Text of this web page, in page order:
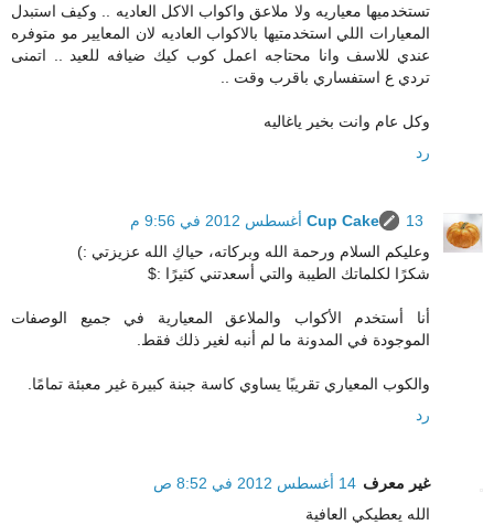
تستخدميها معياريه ولا ملاعق واكواب الاكل العاديه .. وكيف استبدل
المعيارات اللي استخدمتيها بالاكواب العاديه لان المعايير مو متوفره
عندي للاسف وانا محتاجه اعمل كوب كيك ضيافه للعيد .. اتمنى
تردي ع استفساري باقرب وقت ..
وكل عام وانت بخير ياغاليه
رد
Cup Cake
13 أغسطس 2012 في 9:56 م
وعليكم السلام ورحمة الله وبركاته، حياكِ الله عزيزتي :)
شكرًا لكلماتك الطيبة والتي أسعدتني كثيرًا :$
أنا أستخدم الأكواب والملاعق المعيارية في جميع الوصفات
الموجودة في المدونة ما لم أنبه لغير ذلك فقط.
والكوب المعياري تقريبًا يساوي كاسة جبنة كبيرة غير معبئة تمامًا.
رد
غير معرف 14 أغسطس 2012 في 8:52 ص
الله يعطيكي العافية